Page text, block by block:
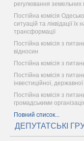
регулювання земельних
Постійна комісія
ситуацій та ліквідації їх
трансформації
Постійна комісія з
відносин
Постійна комісія з
Постійна комісія з
інвестиційної,
Постійна комісія з
громадськими
Повний список...
ДЕПУТАТСЬКІ